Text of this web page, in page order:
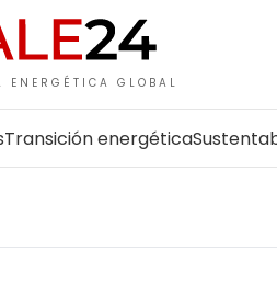
ENERGÉTICA GLOBAL
Transición energética